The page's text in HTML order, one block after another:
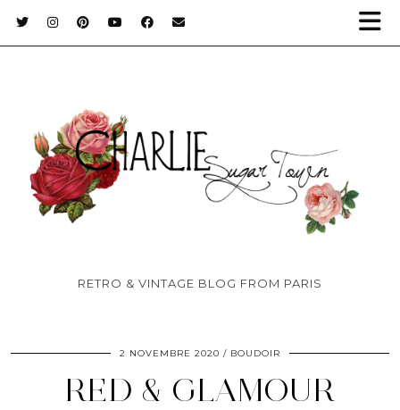
RETRO & VINTAGE BLOG FROM PARIS
2 NOVEMBRE 2020 BOUDOIR
RED & GLAMOUR